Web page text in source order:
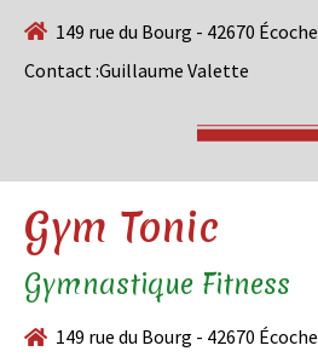
149 rue du Bourg - 42670 Écoche
Contact :Guillaume Valette
Gym Tonic
Gymnastique Fitness
149 rue du Bourg - 42670 Écoche